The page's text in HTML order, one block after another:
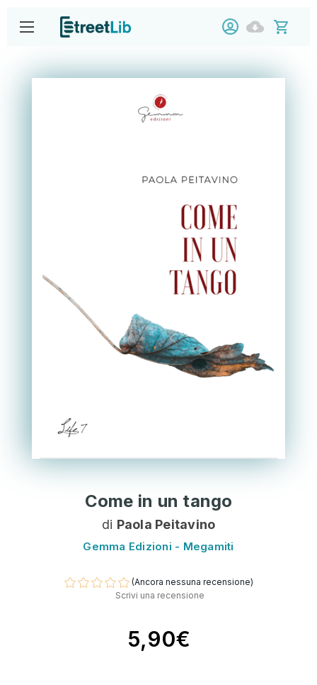
Come in un tango
di Paola Peitavino
Gemma Edizioni - Megamiti
(Ancora nessuna recensione)
Scrivi una recensione
5,90€